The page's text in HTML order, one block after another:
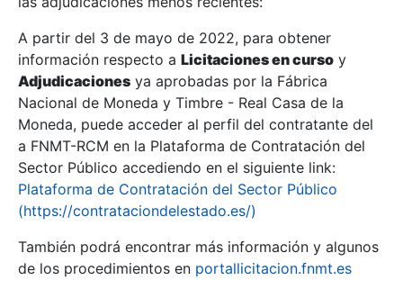
Mostrar/Ocultar
A partir del 3 de mayo de 2022, para obtener
información respecto a Licitaciones en curso y
Adjudicaciones ya aprobadas por la Fábrica
Nacional de Moneda y Timbre - Real Casa de la
Moneda, puede acceder al perfil del contratante del
a FNMT-RCM en la Plataforma de Contratación del
Sector Público accediendo en el siguiente link:
Plataforma de Contratación del Sector Público
(https://contrataciondelestado.es/)
También podrá encontrar más información y algunos
de los procedimientos en portallicitacion.fnmt.es